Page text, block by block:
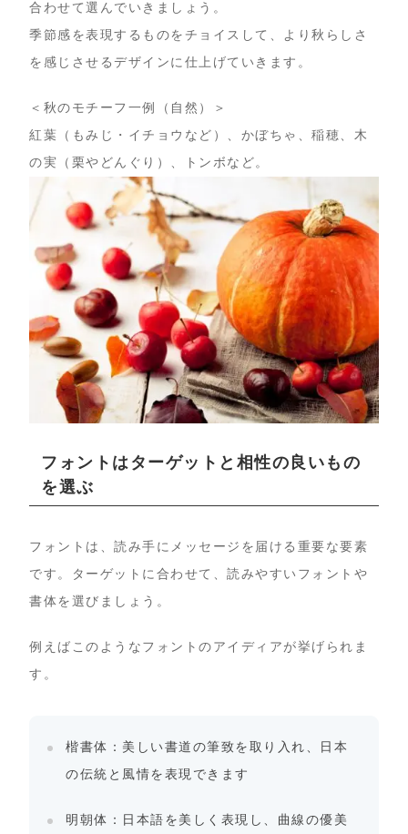
合わせて選んでいきましょう。
季節感を表現するものをチョイスして、より秋らしさ
を感じさせるデザインに仕上げていきます。
＜秋のモチーフ一例（自然）＞
紅葉（もみじ・イチョウなど）、かぼちゃ、稲穂、木
の実（栗やどんぐり）、トンボなど。
フォントはターゲットと相性の良いもの
を選ぶ
フォントは、読み手にメッセージを届ける重要な要素
です。ターゲットに合わせて、読みやすいフォントや
書体を選びましょう。
例えばこのようなフォントのアイディアが挙げられま
す。
楷書体：美しい書道の筆致を取り入れ、日本
の伝統と風情を表現できます
明朝体：日本語を美しく表現し、曲線の優美